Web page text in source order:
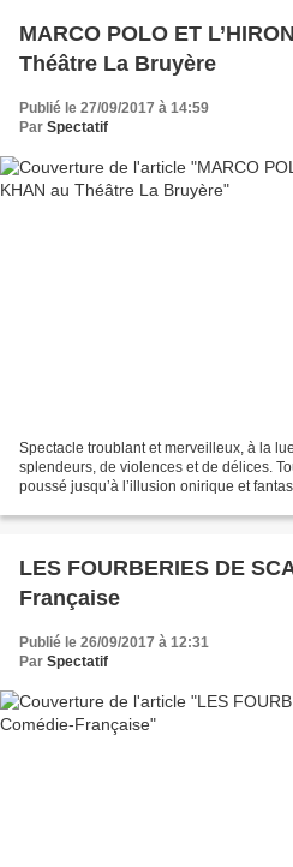
MARCO POLO ET
Théâtre La Bruyère
Publié le 27/09/2017 à 14:59
Par Spectatif
Spectacle troublant et merveilleux, à la
splendeurs, de violences et de délices.
poussé jusqu’à l’illusion onirique et
LES FOURBERIES DE
Française
Publié le 26/09/2017 à 12:31
Par Spectatif